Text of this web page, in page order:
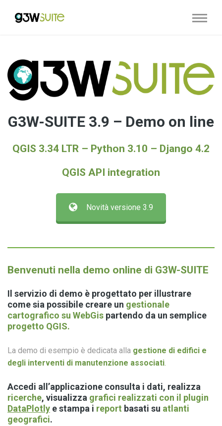
G3W-SUITE 3.9 – Demo on line
QGIS 3.34 LTR – Python 3.10 – Django 4.2
QGIS API integration
Novità versione 3.9
Benvenuti nella demo online di G3W-SUITE
Il servizio di demo è progettato per illustrare
come sia possibile creare un gestionale
cartografico su WebGis partendo da un semplice
progetto QGIS.
La demo di esempio è dedicata alla gestione di edifici e
degli interventi di manutenzione associati.
Accedi all’applicazione consulta i dati, realizza
ricerche, visualizza grafici realizzati con il plugin
DataPlotly e stampa i report basati su atlanti
geografici.